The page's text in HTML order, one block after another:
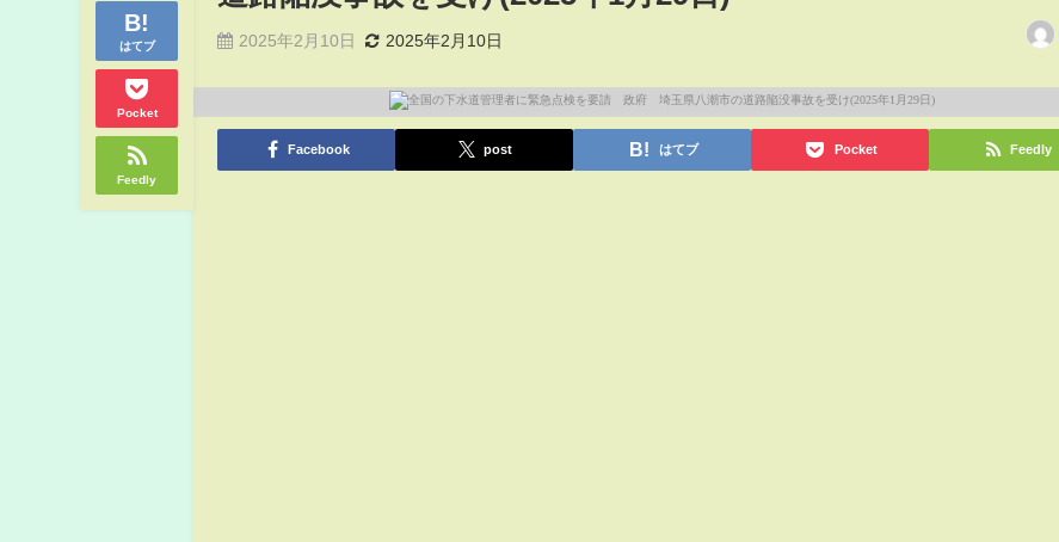
はてブ
Pocket
Feedly
2025年2月10日 2025年2月10日
Facebook post はてブ Pocket Feedly